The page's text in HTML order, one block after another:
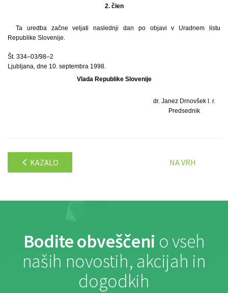
2. člen
Ta uredba začne veljati naslednji dan po objavi v Uradnem listu
Republike Slovenije.
Št. 334–03/98–2
Ljubljana, dne 10. septembra 1998.
Vlada Republike Slovenije
dr. Janez Drnovšek l. r.
Predsednik
KAZALO NA VRH
Bodite obveščeni o vseh
naših novostih, akcijah in
dogodkih